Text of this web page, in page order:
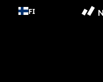
Siirry
sisältöön
FI